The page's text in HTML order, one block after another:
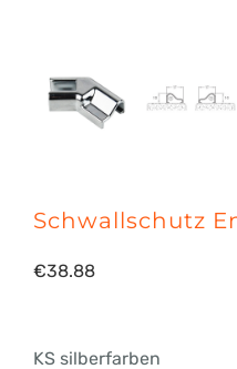
Schwallschutz
€38.88
KS silberfarben